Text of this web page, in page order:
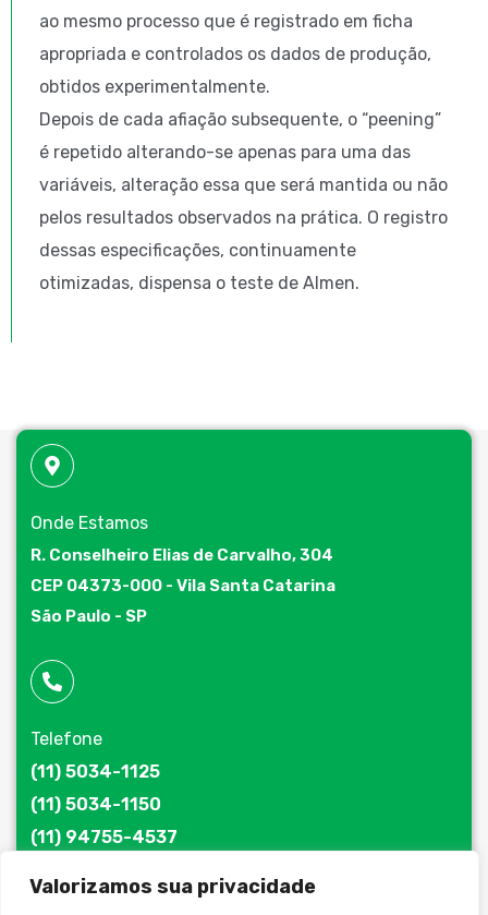
Valorizamos sua privacidade
ao mesmo processo que é registrado em ficha
apropriada e controlados os dados de produção,
obtidos experimentalmente.
Depois de cada afiação subsequente, o “peening”
é repetido alterando-se apenas para uma das
variáveis, alteração essa que será mantida ou não
pelos resultados observados na prática. O registro
dessas especificações, continuamente
otimizadas, dispensa o teste de Almen.
Onde Estamos
R. Conselheiro Elias de Carvalho, 304
CEP 04373-000 - Vila Santa Catarina
São Paulo - SP
Telefone
(11) 5034-1125
(11) 5034-1150
(11) 94755-4537